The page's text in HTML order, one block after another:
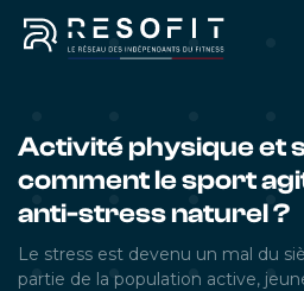
Activité physique et
comment le sport
anti-stress naturel ?
Le stress est devenu un mal du
partie de la population active,